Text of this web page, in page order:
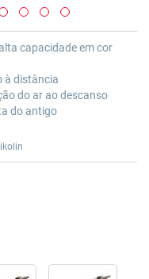
capacidade em cor
à distância
do ar ao descanso
do antigo
€